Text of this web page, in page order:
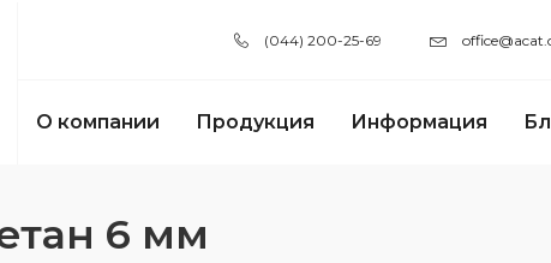
(044) 200-25-69
О компании Продукция Информация
6 мм